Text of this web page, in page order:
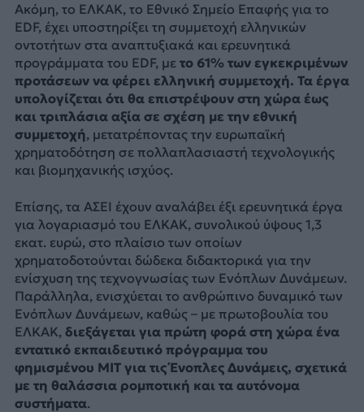
Ακόμη, το ΕΛΚΑΚ, το Εθνικό Σημείο Επαφής για το
EDF, έχει υποστηρίξει τη συμμετοχή ελληνικών
οντοτήτων στα αναπτυξιακά και ερευνητικά
προγράμματα του EDF, με το 61% των εγκεκριμένων
προτάσεων να φέρει ελληνική συμμετοχή. Τα έργα
υπολογίζεται ότι θα επιστρέψουν στη χώρα έως
και τριπλάσια αξία σε σχέση με την εθνική
συμμετοχή, μετατρέποντας την ευρωπαϊκή
χρηματοδότηση σε πολλαπλασιαστή τεχνολογικής
και βιομηχανικής ισχύος.
Επίσης, τα ΑΣΕΙ έχουν αναλάβει έξι ερευνητικά έργα
για λογαριασμό του ΕΛΚΑΚ, συνολικού ύψους 1,3
εκατ. ευρώ, στο πλαίσιο των οποίων
χρηματοδοτούνται δώδεκα διδακτορικά για την
ενίσχυση της τεχνογνωσίας των Ενόπλων Δυνάμεων.
Παράλληλα, ενισχύεται το ανθρώπινο δυναμικό των
Ενόπλων Δυνάμεων, καθώς – με πρωτοβουλία του
ΕΛΚΑΚ, διεξάγεται για πρώτη φορά στη χώρα ένα
εντατικό εκπαιδευτικό πρόγραμμα του
φημισμένου ΜΙΤ για τις Ένοπλες Δυνάμεις, σχετικά
με τη θαλάσσια ρομποτική και τα αυτόνομα
συστήματα.